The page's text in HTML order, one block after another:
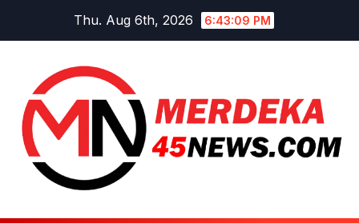
Thu. Aug 6th, 2026 6:43:10 PM